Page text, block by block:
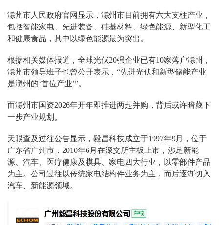
滁州市人民政府官网显示，滁州市目前拥有六大支柱产业，
包括智能家电、先进装备、硅基材料、绿色能源、新型化工
和健康食品，其中以绿色能源最为突出。
根据相关媒体报道，全球光伏20强企业已有10家落户滁州，
滁州市领导班子也曾公开表示，“先进光伏和新型储能产业
是滁州的‘首位产业’”。
而滁州市国资2026年开年即推进两起并购，背后或许暗藏下
一步产业规划。
天眼查及过往公告显示，毅昌科技成立于1997年9月，位于
广东省广州市，2010年6月在深交所主板上市，涉足新能
源、汽车、医疗健康及模具、家电四大行业，以零部件产品
为主。公司过往以传统家电结构件业务为主，而后逐渐切入
汽车、新能源领域。